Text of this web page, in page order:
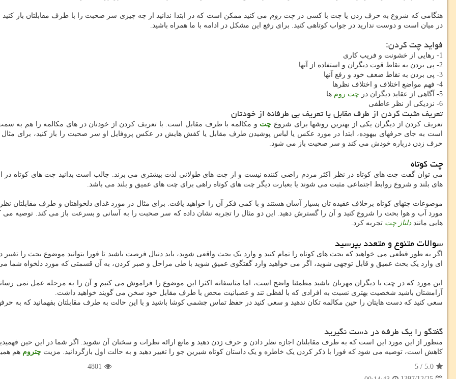
هنگامی که شروع به حرف زدن یا چت با کسی درچت روم می کنید ممکن است که در ابتدا ندانید از چه چیزی سر صحبت را با طرف مقابلتان باز
در میان است و دوست ندارید در جواب کوتاهی کنید. برای رفع این مشکل در ادامه با ما همراه باشید.
فواید چت کردن:
1- رهایی از خشونت و فریب کاری
2- پی بردن به نقاط قوت دیگران و استفاده از آنها
3- پی بردن به نقاط ضعف خود و رفع آنها
4- فهم مواضع اختلاف و اختلاف نظرها
5- آگاهی از عقاید دیگران در
چت روم ها
6- نزدیکی از نظر عاطفی
تعریف مثبت کردن از طرف مقابل یا تعریف بی طرفانه از خودتان
تعریف کردن از دیگران یکی از بهترین روشها برای شروع چت و مکالمه با طرف مقابل است. با تعریف کردن از خودتان در های مکالمه را هم به
است به جای حرفهای بیهوده، ابتدا در مورد عکس یا لباس پوشیدن طرف مقابل یا کفش هایش در عکس پروفایل او سر صحبت را باز کنید، برای
حرف زدن درباره خودش می کند و سر صحبت باز می شود.
چت کوتاه
می توان گفت چت های کوتاه در نظر اکثر مردم راضی کننده نیست و از چت های طولانی لذت بیشتری می برند. جالب است بدانید چت های کوتاه
های بلند و شروع روابط اجتماعی مثبت می شوند یا بعبارت دیگر چت های کوتاه راهی برای چت های عمیق و بلند می باشد.
موضوعات چتهای کوتاه برخلاف عقیده تان بسیار آسان هستند و با کمی فکر آن را خواهید یافت. برای مثال در مورد غذای دلخواهتان و طرف مقابلتان
مورد آب و هوا بحث را شروع کنید و آن را گسترش دهید. این دو مثال را تجربه نشان داده که سر صحبت را به آسانی و بسرعت باز می کند. توصیه می
هایی ماننددلناز چت تجربه کرد.
سوالات متنوع و متعدد بپرسید
اگر به طور قطعی می خواهید که بحث های کوتاه را تمام کنید و وارد یک بحث واقعی شوید، باید دنبال فرصت باشید تا فورا بتوانید موضوع بحث را
ای وارد یک بحث عمیق و قابل توجهی شوید، اگر می خواهید وارد گفتگوی عمیق شوید با طی مراحل و صبر کردن، به آن قسمتی که مورد دلخواه شما می
این مورد که در چت با دیگران مهربان باشید مطمئنا واضح است، اما متاسفانه اکثرا این موضوع را فراموش می کنیم و آن را به مرحله عمل نمی
آرامشتان باشید شخصیت بهتری نسبت به افرادی که با لفظی تند و عصبانیت محض با طرف مقابل خود سخن می گویند خواهید داشت.
سعی کنید که دست هایتان را حین مکالمه تکان ندهید و سعی کنید در حفظ تماس چشمی کوشا باشید و با این حالت به طرف مقابلتان بفهمانید که به
گفتگو را یک طرفه در دست نگیرید
منظور از این مورد این است که به طرف مقابلتان اجازه نظر دادن و حرف زدن دهید و مانع ارائه نظرات و سخنان آن نشوید. اگر شما در این حین
کاهش است، توصیه می شود که فورا با ذکر کردن یک خاطره و یک داستان کوتاه شیرین جو را تغییر دهید و به حالت اول بازگردانید. مزیت چتروم هم
5.0
/
5
4801